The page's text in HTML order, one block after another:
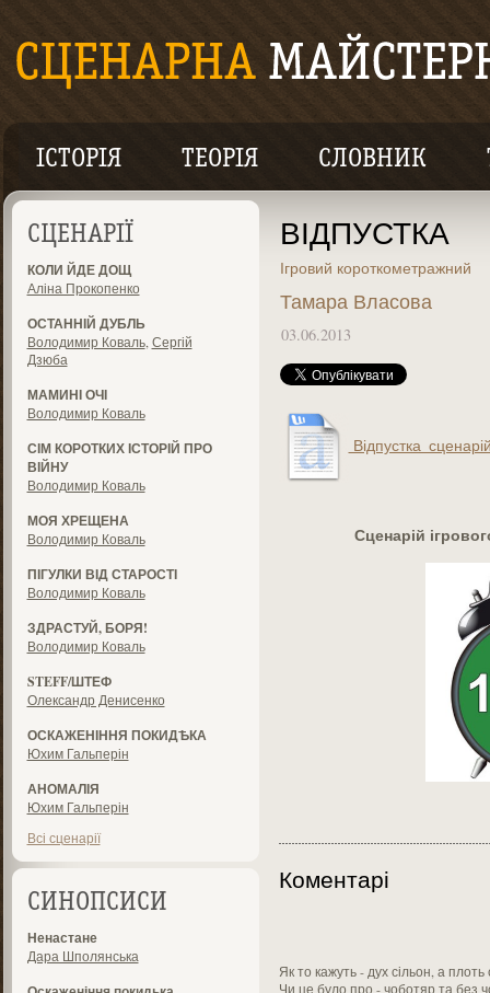
ІСТОРІЯ ТЕОРІЯ СЛОВНИК
СЦЕНАРІЇ
КОЛИ ЙДЕ ДОЩ
Аліна Прокопенко
ОСТАННІЙ ДУБЛЬ
Володимир Коваль, Сергій
Дзюба
МАМИНІ ОЧІ
Володимир Коваль
СІМ КОРОТКИХ ІСТОРІЙ ПРО
ВІЙНУ
Володимир Коваль
МОЯ ХРЕЩЕНА
Володимир Коваль
ПІГУЛКИ ВІД СТАРОСТІ
Володимир Коваль
ЗДРАСТУЙ, БОРЯ!
Володимир Коваль
STEFF/ШТЕФ
Олександр Денисенко
ОСКАЖЕНІННЯ ПОКИДѢКА
Юхим Гальперін
АНОМАЛІЯ
Юхим Гальперін
Всі сценарії
СИНОПСИСИ
Ненастане
Дара Шполянська
ВІДПУСТКА
Ігровий короткометражний
Тамара Власова
03.06.2013
Сценарій
Коментарі
Як то кажуть - дух сільон, а плоть
Чи це було про - чоботяр та без